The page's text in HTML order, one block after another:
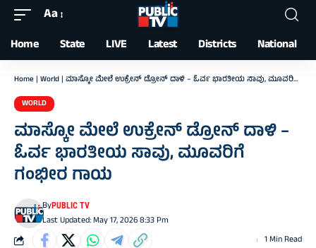
Font
Resizer
Aa
Home State LIVE Latest Districts National
Home | World | ಮಾಸ್ಕೋ ಮೇಲೆ ಉಕ್ರೇನ್‌ ಡ್ರೋನ್‌ ದಾಳಿ – ಓರ್ವ ಭಾರತೀಯ ಸಾವು, ಮೂವರಿಗೆ ಗಂಭೀರ ಗಾಯ
WORLD
ಮಾಸ್ಕೋ ಮೇಲೆ ಉಕ್ರೇನ್‌ ಡ್ರೋನ್‌ ದಾಳಿ –
ಓರ್ವ ಭಾರತೀಯ ಸಾವು, ಮೂವರಿಗೆ
ಗಂಭೀರ ಗಾಯ
Last Updated: May 17, 2026 8:33 Pm
ByPUBLIC TV
1 Min Read